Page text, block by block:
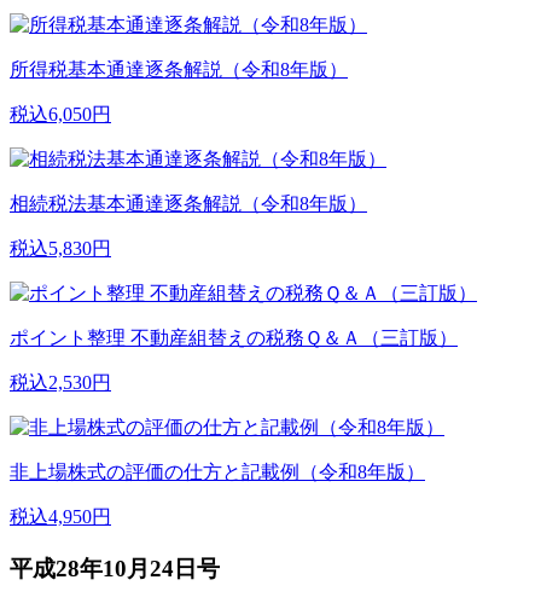
所得税基本通達逐条解説（令和8年版）
税込6,050円
相続税法基本通達逐条解説（令和8年版）
税込5,830円
ポイント整理 不動産組替えの税務Ｑ＆Ａ（三訂版）
税込2,530円
非上場株式の評価の仕方と記載例（令和8年版）
税込4,950円
平成28年10月24日号